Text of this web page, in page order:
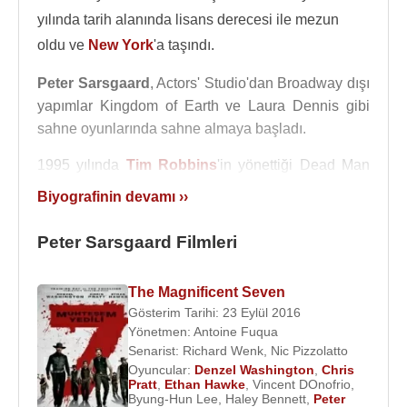
yılında tarih alanında lisans derecesi ile mezun
oldu ve New York'a taşındı.
Peter Sarsgaard , Actors' Studio'dan Broadway dışı
yapımlar Kingdom of Earth ve Laura Dennis gibi
sahne oyunlarında sahne almaya başladı.
1995 yılında Tim Robbins'in yönettiği Dead Man
Walking adlı filmde bir cinayet kurbanını
yıl sonra 1998 yılındaThe Man in the Iron Mask
Demir Maskeli Adam
rolünü üstlendi.
1990'ların ortasından itibaren de filmlerde yer
almaya başlayanPeter Sarsgaard , 2003 yapımı
Shattered Glass filmi ile En İyi Yardımcı Erkek
Biyografinin devamı ››
Peter Sarsgaard Filmleri
The Magnificent Seven
Gösterim Tarihi: 23 Eylül 2016
Yönetmen: Antoine Fuqua
Senarist: Richard Wenk Nic Pizzolatto
Oyuncular: Denzel Washington Chris
Pratt Ethan Hawke Vincent DOnofrio
Byung-Hun Lee
Haley Bennett Peter